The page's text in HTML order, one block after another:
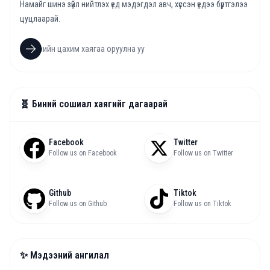
Намайг шинэ зүйл нийтлэх үед мэдэгдэл авч, хүссэн үедээ бүртгэлээ
цуцлаарай.
🧬 Биний сошиал хаягийг дагаарай
Facebook
Follow us on Facebook
Twitter
Follow us on Twitter
Github
Follow us on Github
Tiktok
Follow us on Tiktok
✨ Мэдээний ангилал